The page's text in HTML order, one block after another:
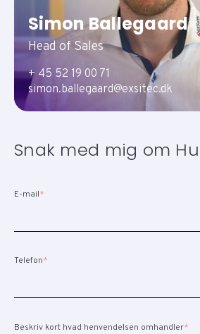
Simon Ballegaard
Head of Sales
+ 45 52 19 00 71
simon.ballegaard@exsitec.dk
Snak med mig om
E-mail*
Telefon*
Beskriv kort hvad henvendelsen omhandler*